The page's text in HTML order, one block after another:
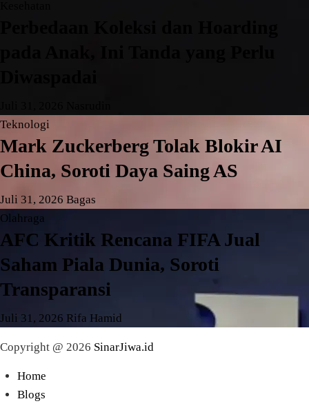
Teknologi
Mark Zuckerberg Tolak Blokir AI
China, Soroti Daya Saing AS
Juli 31, 2026 Bagas
Olahraga
AFC Kritik Rencana FIFA Jual
Saham Piala Dunia, Soroti
Transparansi
Juli 31, 2026 Rifa Hamid
Copyright @ 2026 SinarJiwa.id
Home
Blogs